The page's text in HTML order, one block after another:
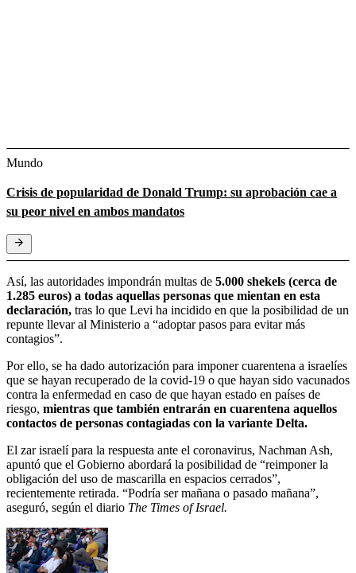
Mundo
Crisis de popularidad de Donald Trump: su aprobación cae a
su peor nivel en ambos mandatos
Así, las autoridades impondrán multas de 5.000 shekels (cerca de
1.285 euros) a todas aquellas personas que mientan en esta
declaración, tras lo que Levi ha incidido en que la posibilidad de un
repunte llevar al Ministerio a “adoptar pasos para evitar más
contagios”.
Por ello, se ha dado autorización para imponer cuarentena a israelíes
que se hayan recuperado de la covid-19 o que hayan sido vacunados
contra la enfermedad en caso de que hayan estado en países de
riesgo, mientras que también entrarán en cuarentena aquellos
contactos de personas contagiadas con la variante Delta.
El zar israelí para la respuesta ante el coronavirus, Nachman Ash,
apuntó que el Gobierno abordará la posibilidad de “reimponer la
obligación del uso de mascarilla en espacios cerrados”,
recientemente retirada. “Podría ser mañana o pasado mañana”,
aseguró, según el diario The Times of Israel.